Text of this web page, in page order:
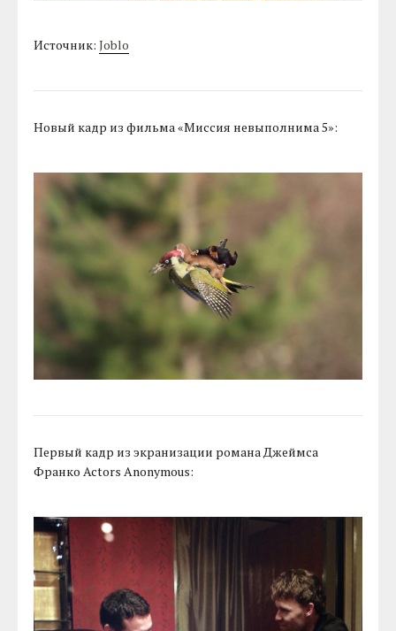
Источник:Joblo
Новый кадр из фильма «Миссия невыполнима 5»:
Первый кадр из экранизации романа Джеймса
Франко Actors Anonymous: